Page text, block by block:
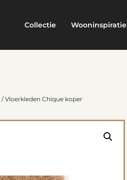
Collectie Wooninspiratie
/ Vloerkleden Chique koper